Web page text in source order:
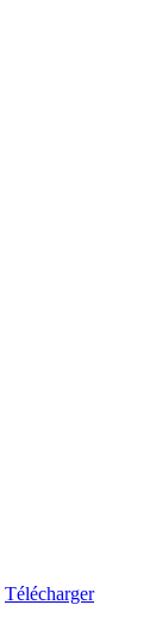
Télécharger